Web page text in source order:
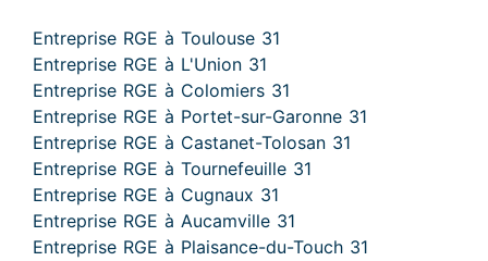
Entreprise RGE à Toulouse 31
Entreprise RGE à L'Union 31
Entreprise RGE à Colomiers 31
Entreprise RGE à Portet-sur-Garonne 31
Entreprise RGE à Castanet-Tolosan 31
Entreprise RGE à Tournefeuille 31
Entreprise RGE à Cugnaux 31
Entreprise RGE à Aucamville 31
Entreprise RGE à Plaisance-du-Touch 31